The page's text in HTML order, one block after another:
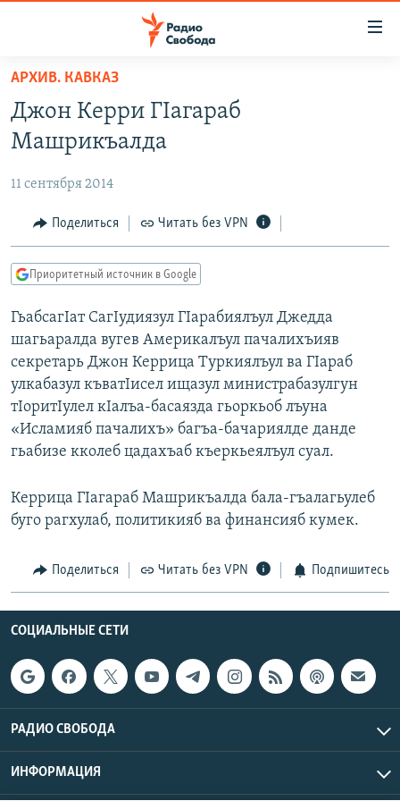
упрощенного
доступа
Вернуться
основному
Вернутся
главной
навигации
Вернутся
поиску
ПОДКАСТЫ
АВТОРСКИЕ ПРОЕКТЫ
ЦИТАТЫ СВОБОДЫ
МНЕНИЯ
IDEL.РЕАЛИИ
КАВКАЗ.РЕАЛИИ
СЕВЕР.РЕАЛИИ
СИБИРЬ.РЕАЛИИ
РАСПИСАНИЕ ВЕЩАНИЯ
ПОДПИШИТЕСЬ НА РАССЫЛКУ
СОЦИАЛЬНЫЕ СЕТИ
АРХИВ. КАВКАЗ
Джон Керри ГIагараб
Машрикъалда
11 сентября 2014
Поделиться Читать без VPN
Приоритетный источник в Google
ГьабсагIат СагIудиязул ГIарабиялъул Джедда
шагьаралда вугев Америкалъул пачалихъияв
секретарь Джон Керрица Туркиялъул ва ГIараб
улкабазул къватIисел ищазул министрабазулгун
тIоритIулел кIалъа-басаязда гьоркьоб лъуна
«Исламияб пачалихъ» багъа-бачариялде данде
гьабизе кколеб цадахъаб къеркьеялъул суал.
Керрица ГIагараб Машрикъалда бала-гъалагьулеб
буго рагхулаб, политикияб ва финансияб кумек.
Поделиться Читать без VPN Подпишитесь
СОЦИАЛЬНЫЕ СЕТИ
РАДИО СВОБОДА
ИНФОРМАЦИЯ